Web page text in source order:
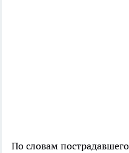
По словам